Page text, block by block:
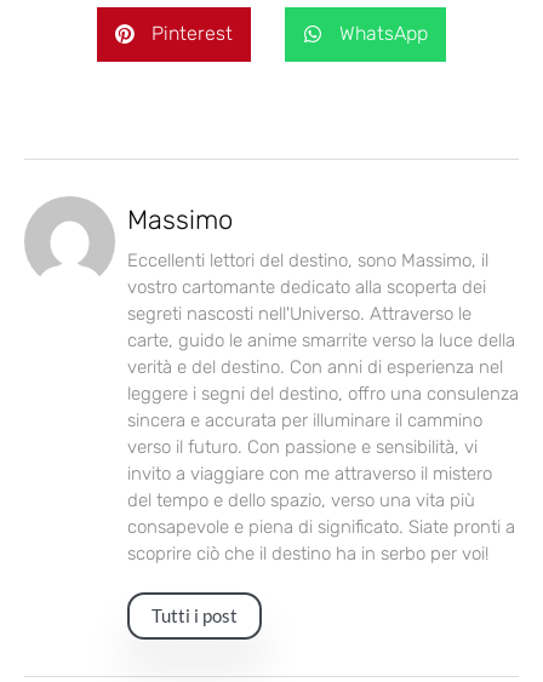
Pinterest WhatsApp
Massimo
Eccellenti lettori del destino, sono Massimo, il
vostro cartomante dedicato alla scoperta dei
segreti nascosti nell'Universo. Attraverso le
carte, guido le anime smarrite verso la luce della
verità e del destino. Con anni di esperienza nel
leggere i segni del destino, offro una consulenza
sincera e accurata per illuminare il cammino
verso il futuro. Con passione e sensibilità, vi
invito a viaggiare con me attraverso il mistero
del tempo e dello spazio, verso una vita più
consapevole e piena di significato. Siate pronti a
scoprire ciò che il destino ha in serbo per voi!
Tutti i post